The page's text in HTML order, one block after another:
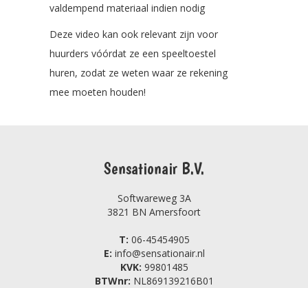
valdempend materiaal indien nodig
Deze video kan ook relevant zijn voor
huurders vóórdat ze een speeltoestel
huren, zodat ze weten waar ze rekening
mee moeten houden!
Sensationair B.V.
Softwareweg 3A
3821 BN Amersfoort
T: 06-45454905
E: info@sensationair.nl
KVK: 99801485
BTWnr: NL869139216B01